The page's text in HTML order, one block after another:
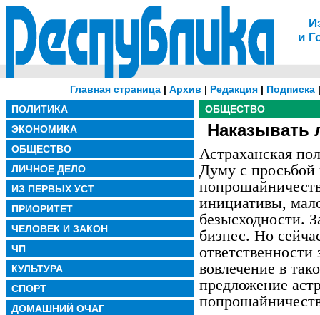
и
Главная страница | Архив | Редакция | Подписка
ПОЛИТИКА
ЭКОНОМИКА
ОБЩЕСТВО
ЛИЧНОЕ ДЕЛО
ИЗ ПЕРВЫХ УСТ
ПРИОРИТЕТ
ЧЕЛОВЕК И ЗАКОН
ЧП
КУЛЬТУРА
СПОРТ
ДОМАШНИЙ ОЧАГ
ОБЩЕСТВО
Наказывать
Астраханская
Думу с просьбой
инициативы,
безысходности.
бизнес. Но
вовлечение в
предложение